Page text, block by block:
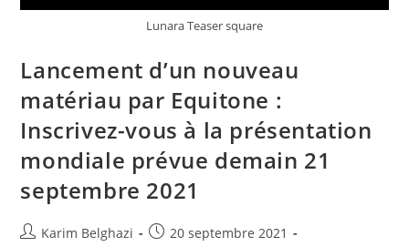
Lunara Teaser square
Lancement d’un nouveau
matériau par Equitone :
Inscrivez-vous à la présentation
mondiale prévue demain 21
septembre 2021
Karim Belghazi
20 septembre 2021